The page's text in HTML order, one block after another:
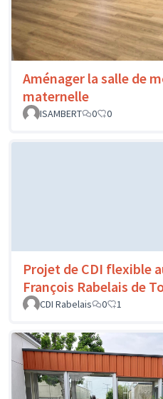
Aménager la salle de
maternelle
ISAMBERT
0 0
Projet de CDI flexible
François Rabelais de
CDI Rabelais
0 1